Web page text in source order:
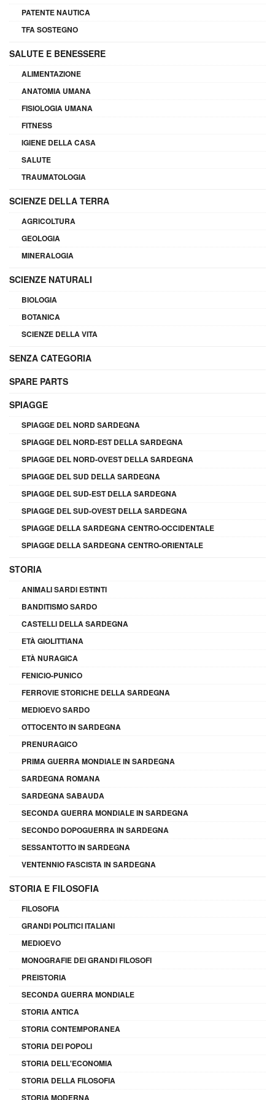
PATENTE NAUTICA
TFA SOSTEGNO
SALUTE E BENESSERE
ALIMENTAZIONE
ANATOMIA UMANA
FISIOLOGIA UMANA
FITNESS
IGIENE DELLA CASA
SALUTE
TRAUMATOLOGIA
SCIENZE DELLA TERRA
AGRICOLTURA
GEOLOGIA
MINERALOGIA
SCIENZE NATURALI
BIOLOGIA
BOTANICA
SCIENZE DELLA VITA
SENZA CATEGORIA
SPARE PARTS
SPIAGGE
SPIAGGE DEL NORD SARDEGNA
SPIAGGE DEL NORD-EST DELLA SARDEGNA
SPIAGGE DEL NORD-OVEST DELLA SARDEGNA
SPIAGGE DEL SUD DELLA SARDEGNA
SPIAGGE DEL SUD-EST DELLA SARDEGNA
SPIAGGE DEL SUD-OVEST DELLA SARDEGNA
SPIAGGE DELLA SARDEGNA CENTRO-OCCIDENTALE
SPIAGGE DELLA SARDEGNA CENTRO-ORIENTALE
STORIA
ANIMALI SARDI ESTINTI
BANDITISMO SARDO
CASTELLI DELLA SARDEGNA
ETÀ GIOLITTIANA
ETÀ NURAGICA
FENICIO-PUNICO
FERROVIE STORICHE DELLA SARDEGNA
MEDIOEVO SARDO
OTTOCENTO IN SARDEGNA
PRENURAGICO
PRIMA GUERRA MONDIALE IN SARDEGNA
SARDEGNA ROMANA
SARDEGNA SABAUDA
SECONDA GUERRA MONDIALE IN SARDEGNA
SECONDO DOPOGUERRA IN SARDEGNA
SESSANTOTTO IN SARDEGNA
VENTENNIO FASCISTA IN SARDEGNA
STORIA E FILOSOFIA
FILOSOFIA
GRANDI POLITICI ITALIANI
MEDIOEVO
MONOGRAFIE DEI GRANDI FILOSOFI
PREISTORIA
SECONDA GUERRA MONDIALE
STORIA ANTICA
STORIA CONTEMPORANEA
STORIA DEI POPOLI
STORIA DELL'ECONOMIA
STORIA DELLA FILOSOFIA
STORIA MODERNA